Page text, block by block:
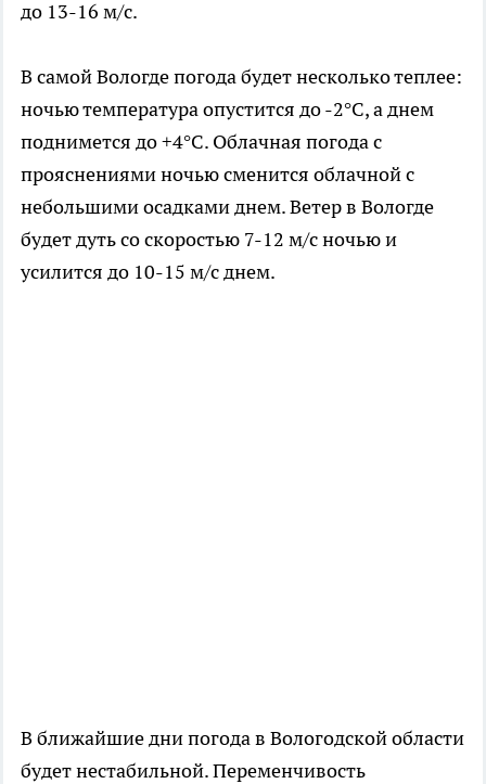
до 13-16 м/с.
В самой Вологде погода будет несколько теплее:
ночью температура опустится до -2°C, а днем
поднимется до +4°C. Облачная погода с
прояснениями ночью сменится облачной с
небольшими осадками днем. Ветер в Вологде
будет дуть со скоростью 7-12 м/с ночью и
усилится до 10-15 м/с днем.
В ближайшие дни погода в Вологодской области
будет нестабильной. Переменчивость